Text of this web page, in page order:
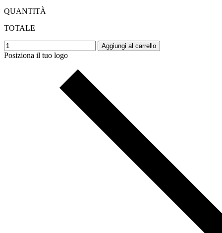
QUANTITÀ
TOTALE
Aggiungi al carrello
Posiziona il tuo logo